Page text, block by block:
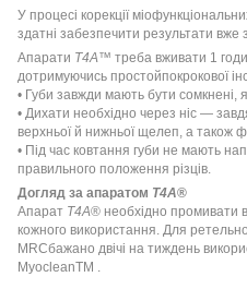
У процесі корекції
здатні забезпечити результати вже
Апарати T4A™ треба вживати 1
дотримуючись простойпокрокової
• Губи завжди мають бути сомкнені,
• Дихати необхідно через ніс —
верхньої й нижньої щелеп, а також
• Під час ковтання губи не мають
правильного положення різців.
Догляд за апаратом T4A®
Апарат T4A® необхідно промивати в
кожного використання. Для
MRCбажано двічі на тиждень
MyocleanTM .